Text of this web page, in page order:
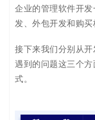
_
零
代
案
企业的管理软件开
发、外包开发和购买
接下来我们分别从
遇到的问题这三个
式。